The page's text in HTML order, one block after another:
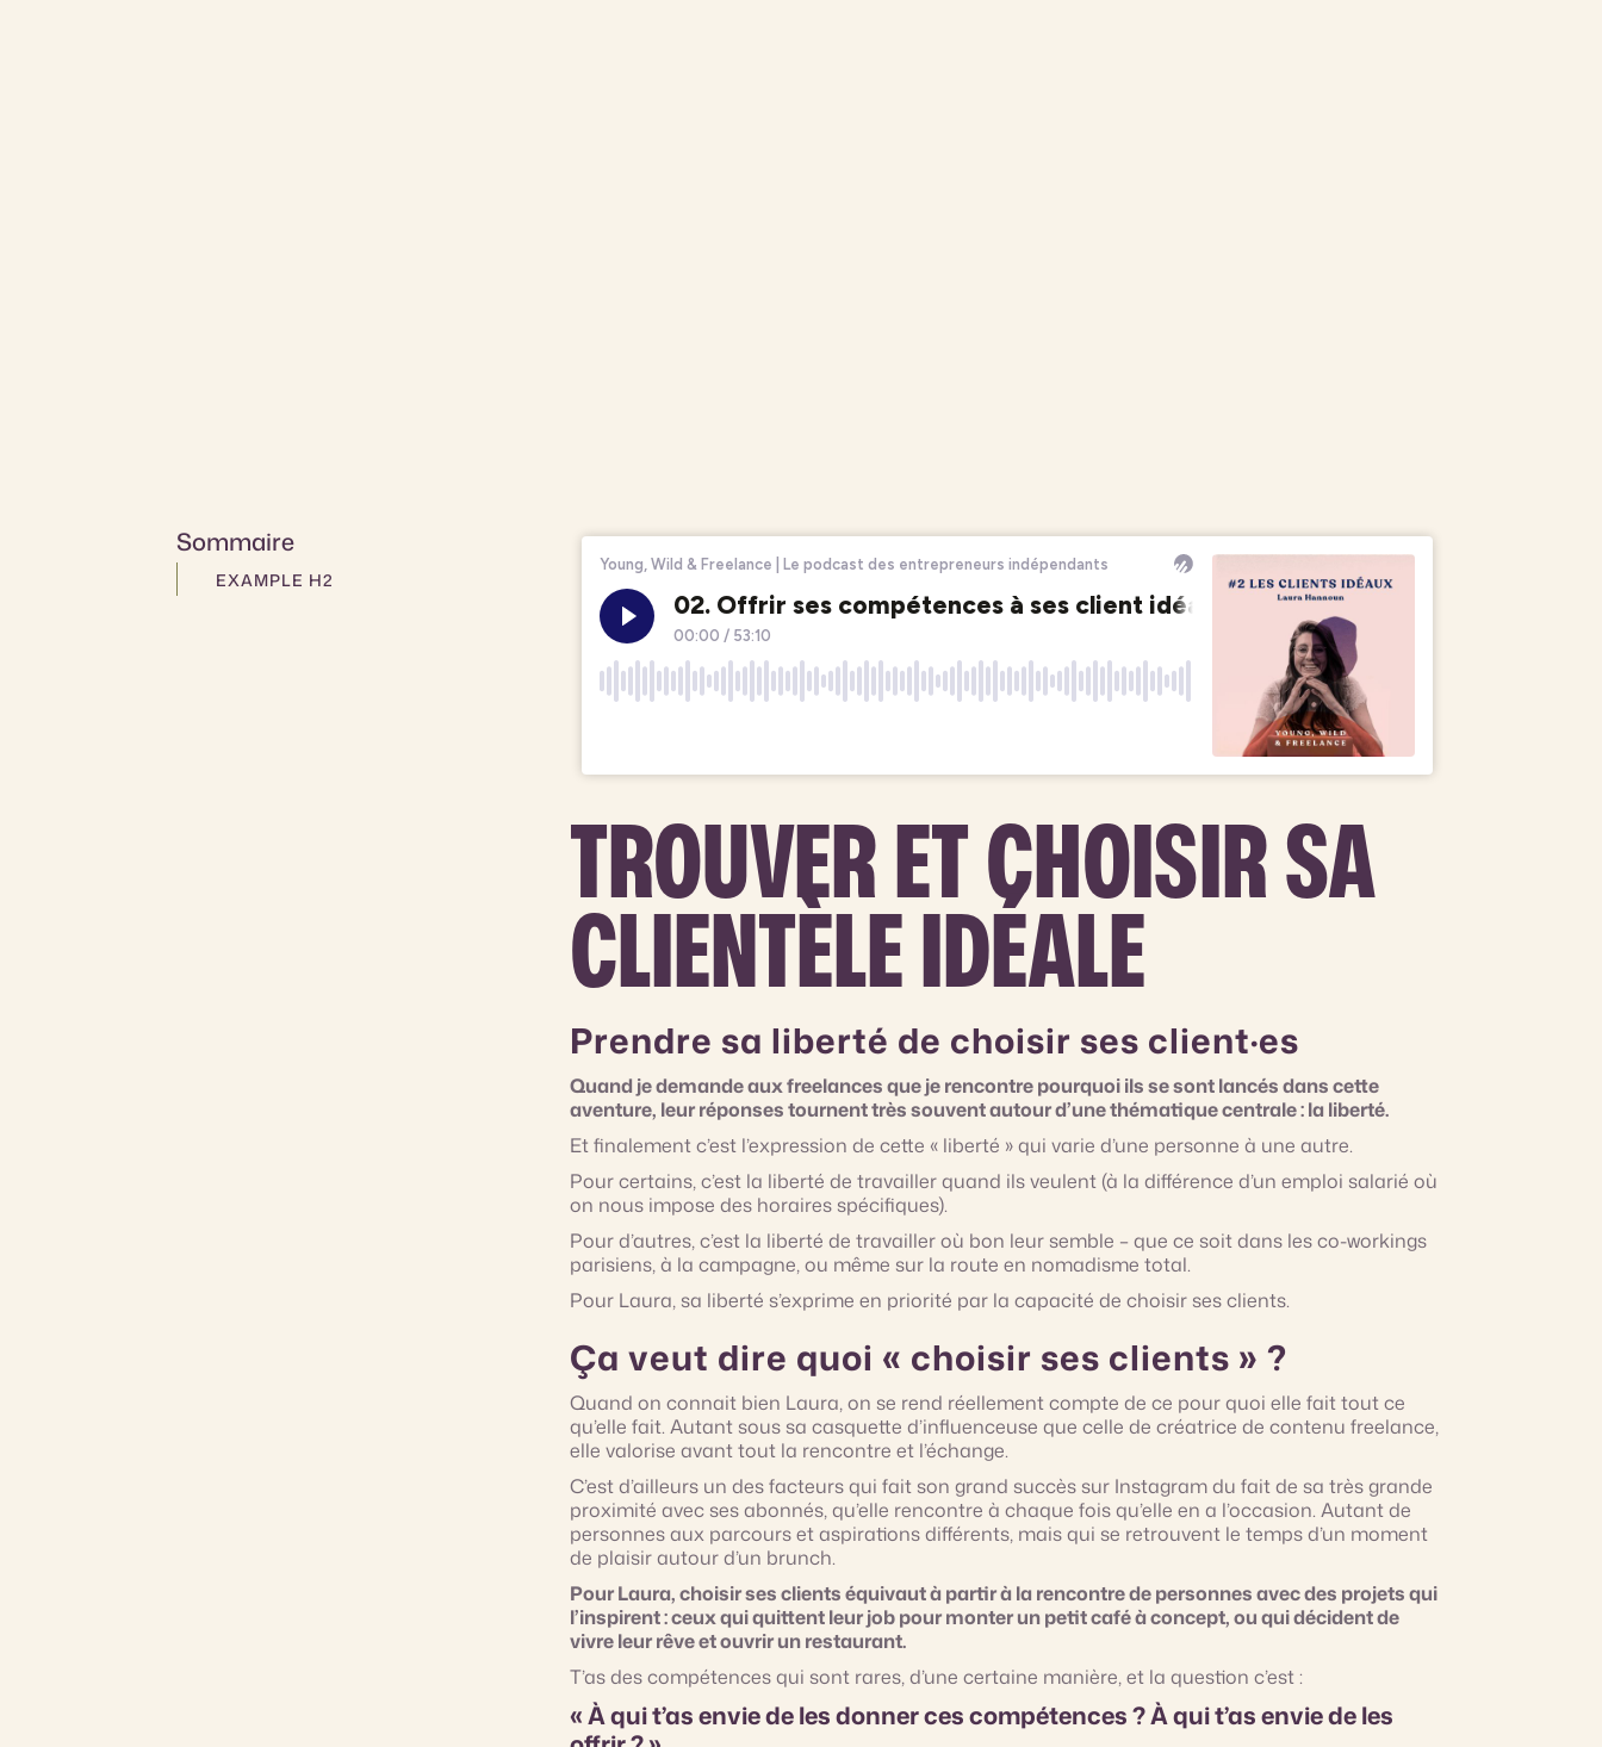
Sommaire
EXAMPLE H2
TROUVER ET CHOISIR SA
CLIENTÈLE IDÉALE
Prendre sa liberté de choisir ses client·es
Quand je demande aux freelances que je rencontre pourquoi ils se sont lancés dans cette
aventure, leur réponses tournent très souvent autour d’une thématique centrale : la liberté.
Et finalement c’est l’expression de cette « liberté » qui varie d’une personne à une autre.
Pour certains, c’est la liberté de travailler quand ils veulent (à la différence d’un emploi salarié où
on nous impose des horaires spécifiques).
Pour d’autres, c’est la liberté de travailler où bon leur semble – que ce soit dans les co-workings
parisiens, à la campagne, ou même sur la route en nomadisme total.
Pour Laura, sa liberté s’exprime en priorité par la capacité de choisir ses clients.
Ça veut dire quoi « choisir ses clients » ?
Quand on connait bien Laura, on se rend réellement compte de ce pour quoi elle fait tout ce
qu’elle fait. Autant sous sa casquette d’influenceuse que celle de créatrice de contenu freelance,
elle valorise avant tout la rencontre et l’échange.
C’est d’ailleurs un des facteurs qui fait son grand succès sur Instagram du fait de sa très grande
proximité avec ses abonnés, qu’elle rencontre à chaque fois qu’elle en a l’occasion. Autant de
personnes aux parcours et aspirations différents, mais qui se retrouvent le temps d’un moment
de plaisir autour d’un brunch.
Pour Laura, choisir ses clients équivaut à partir à la rencontre de personnes avec des projets qui
l’inspirent : ceux qui quittent leur job pour monter un petit café à concept, ou qui décident de
vivre leur rêve et ouvrir un restaurant.
T’as des compétences qui sont rares, d’une certaine manière, et la question c’est :
« À qui t’as envie de les donner ces compétences ? À qui t’as envie de les